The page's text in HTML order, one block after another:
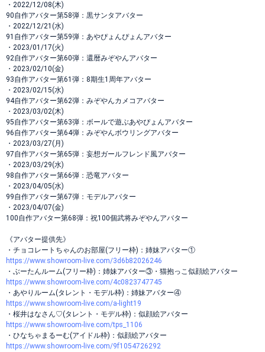
・2022/12/08(木)
90自作アバター第58弾：黒サンタアバター
・2022/12/21(水)
91自作アバター第59弾：あやぴょんぴょんアバター
・2023/01/17(火)
92自作アバター第60弾：還暦みぞやんアバター
・2023/02/10(金)
93自作アバター第61弾：8期生1周年アバター
・2023/02/15(水)
94自作アバター第62弾：みぞやんカメコアバター
・2023/03/02(木)
95自作アバター第63弾：ボールで遊ぶあやぴょんアバター
96自作アバター第64弾：みぞやんボウリングアバター
・2023/03/27(月)
97自作アバター第65弾：妄想ガールフレンド風アバター
・2023/03/29(水)
98自作アバター第66弾：恐竜アバター
・2023/04/05(水)
99自作アバター第67弾：モデルアバター
・2023/04/07(金)
100自作アバター第68弾：祝100個武将みぞやんアバター
《アバター提供先》
・チョコレートちゃんのお部屋(フリー枠)：姉妹アバター①
https://www.showroom-live.com/3d6b82026246
・ぶーたんルーム(フリー枠)：姉妹アバター③・猫抱っこ似顔絵アバター
https://www.showroom-live.com/4c0823747745
・あやりルーム(タレント・モデル枠)：姉妹アバター④
https://www.showroom-live.com/a-light19
・桜井はなさん♡(タレント・モデル枠)：似顔絵アバター
https://www.showroom-live.com/tps_1106
・ひなちゃまるーむ(アイドル枠)：似顔絵アバター
https://www.showroom-live.com/9f1054726292